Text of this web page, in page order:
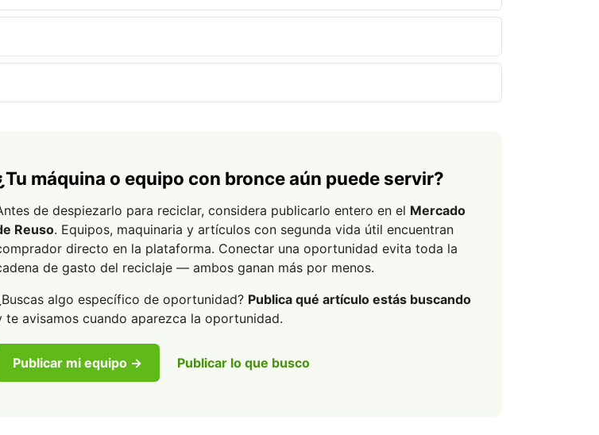
máquina o equipo con bronce aún puede servir?
de despiezarlo para reciclar, considera publicarlo entero en el Mercado
Reuso. Equipos, maquinaria y artículos con segunda vida útil encuentran
directo en la plataforma. Conectar una oportunidad evita toda la
de gasto del reciclaje — ambos ganan más por menos.
algo específico de oportunidad? Publica qué artículo estás buscando
te avisamos cuando aparezca la oportunidad.
Publicar mi equipo → Publicar lo que busco